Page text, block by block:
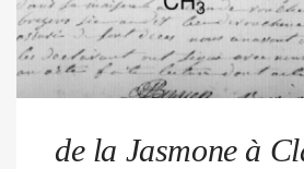
de la Jasmone à